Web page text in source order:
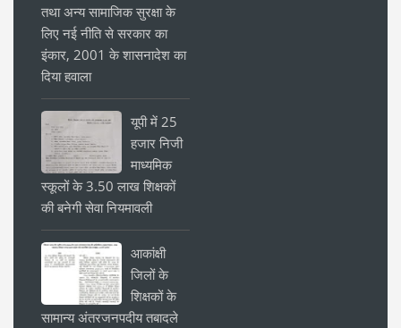
तथा अन्य सामाजिक सुरक्षा के
लिए नई नीति से सरकार का
इंकार, 2001 के शासनादेश का
दिया हवाला
यूपी में 25
हजार निजी
माध्यमिक
स्कूलों के 3.50 लाख शिक्षकों
की बनेगी सेवा नियमावली
आकांक्षी
जिलों के
शिक्षकों के
सामान्य अंतरजनपदीय तबादले